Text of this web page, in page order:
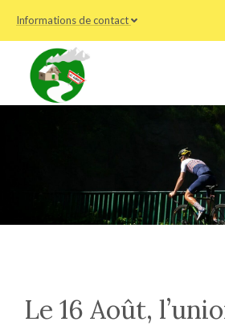
Informations de contact
Le 16 Août,